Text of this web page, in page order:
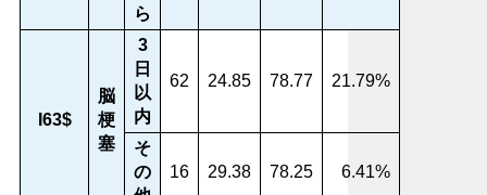
ら
I63$
脳
梗
塞
3
日
以
内
62 24.85 78.77 21.79%
そ
の
16 29.38 78.25 6.41%